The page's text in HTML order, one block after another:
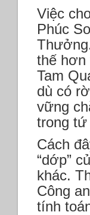
Việc
Phúc
thế hơn
Tam
dù có
vững
trong
Cách
“dớp”
khác.
Công
tính